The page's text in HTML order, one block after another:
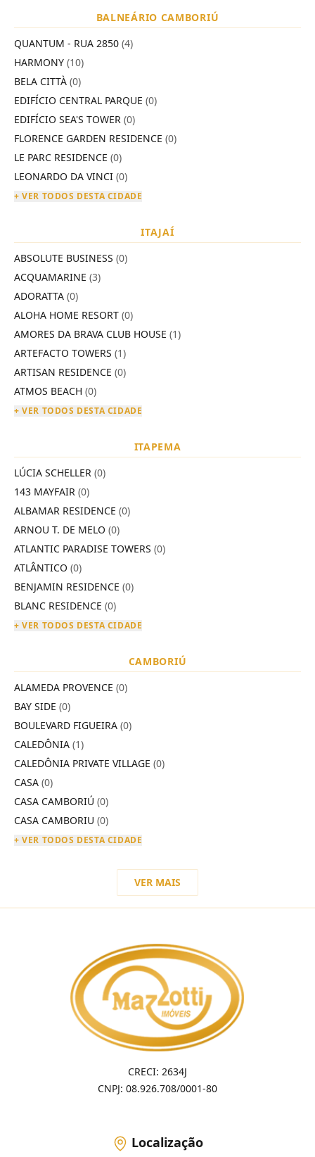
BALNEÁRIO CAMBORIÚ
QUANTUM - RUA 2850 (4)
HARMONY (10)
BELA CITTÀ (0)
EDIFÍCIO CENTRAL PARQUE (0)
EDIFÍCIO SEA'S TOWER (0)
FLORENCE GARDEN RESIDENCE (0)
LE PARC RESIDENCE (0)
LEONARDO DA VINCI (0)
+ VER TODOS DESTA CIDADE
ITAJAÍ
ABSOLUTE BUSINESS (0)
ACQUAMARINE (3)
ADORATTA (0)
ALOHA HOME RESORT (0)
AMORES DA BRAVA CLUB HOUSE (1)
ARTEFACTO TOWERS (1)
ARTISAN RESIDENCE (0)
ATMOS BEACH (0)
+ VER TODOS DESTA CIDADE
ITAPEMA
LÚCIA SCHELLER (0)
143 MAYFAIR (0)
ALBAMAR RESIDENCE (0)
ARNOU T. DE MELO (0)
ATLANTIC PARADISE TOWERS (0)
ATLÂNTICO (0)
BENJAMIN RESIDENCE (0)
BLANC RESIDENCE (0)
+ VER TODOS DESTA CIDADE
CAMBORIÚ
ALAMEDA PROVENCE (0)
BAY SIDE (0)
BOULEVARD FIGUEIRA (0)
CALEDÔNIA (1)
CALEDÔNIA PRIVATE VILLAGE (0)
CASA (0)
CASA CAMBORIÚ (0)
CASA CAMBORIU (0)
+ VER TODOS DESTA CIDADE
VER MAIS
CRECI: 2634J
CNPJ: 08.926.708/0001-80
Localização